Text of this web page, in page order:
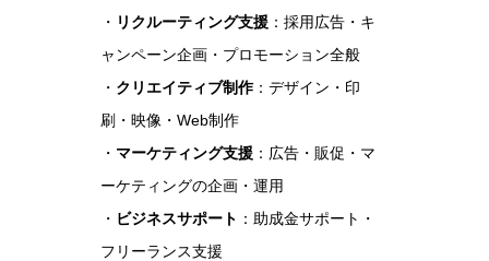
・ リクルーティング支援：採用広告・キ
ャンペーン企画・プロモーション全般
・ クリエイティブ制作：デザイン・印
刷・映像・Web制作
・ マーケティング支援：広告・販促・マ
ーケティングの企画・運用
・ ビジネスサポート ：助成金サポート・
フリーランス支援